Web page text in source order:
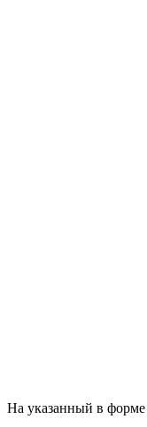
На указанный в форме